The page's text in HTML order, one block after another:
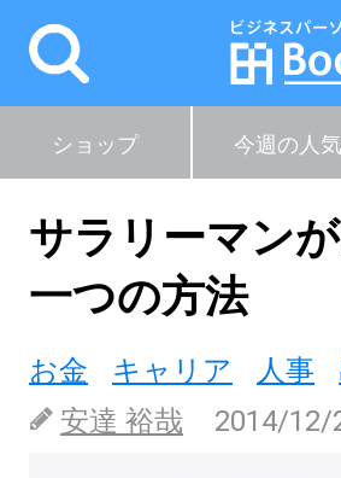
ショップ 今週の人気
サラリーマン
一つの方法
お金 キャリア 人事
安達 裕哉
2014/12/